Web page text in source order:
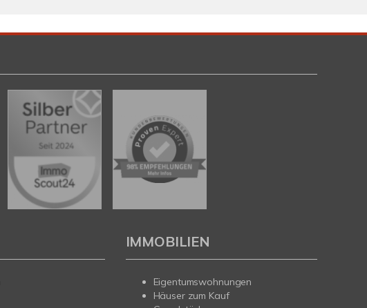
IMMOBILIEN
Eigentumswohnungen
Häuser zum Kauf